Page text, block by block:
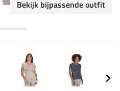
Bekijk bijpassende outfit